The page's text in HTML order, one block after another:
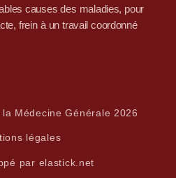
causes des maladies, pour
frein à un travail coordonné
Médecine Générale 2026
légales
par elastick.net